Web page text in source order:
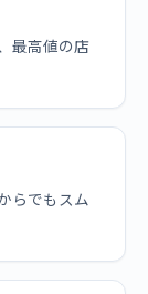
最高値の店
らでもスム